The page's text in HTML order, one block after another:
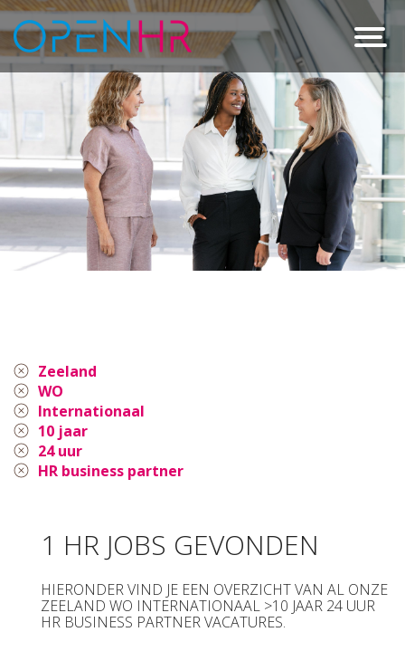
Zeeland
WO
Internationaal
10 jaar
24 uur
HR business partner
1 HR JOBS GEVONDEN
HIERONDER VIND JE EEN OVERZICHT VAN AL ONZE
ZEELAND WO INTERNATIONAAL >10 JAAR 24 UUR
HR BUSINESS PARTNER VACATURES.